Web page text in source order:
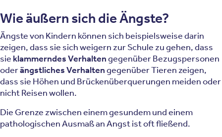
Wie äußern sich die Ängste?
Ängste von Kindern können sich beispielsweise darin
zeigen, dass sie sich weigern zur Schule zu gehen, dass
sie klammerndes Verhaltengegenüber Bezugspersonen
oderängstliches Verhaltengegenüber Tieren zeigen,
dass sie Höhen und Brückenüberquerungen meiden oder
nicht Reisen wollen.
Die Grenze zwischen einem gesundem und einem
pathologischen Ausmaß an Angst ist oft fließend.